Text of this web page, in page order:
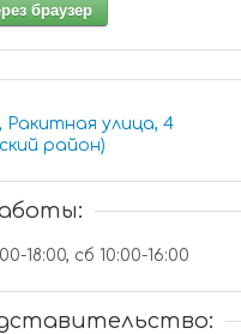
браузер
Ракитная улица, 4
район)
18:00, сб 10:00-16:00